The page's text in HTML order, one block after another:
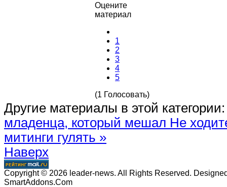
Оцените
материал
1
2
3
4
5
(1 Голосовать)
Другие материалы в этой категории:
младенца, который мешал Не
митинги гулять »
Наверх
Copyright © 2026 leader-news. All Rights Reserved.
SmartAddons.Com